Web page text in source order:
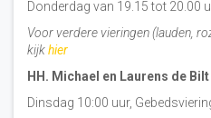
Donderdag van 19.15 tot 20.00
Voor verdere vieringen (lauden,
kijkhier
HH. Michael en Laurens de Bilt
Dinsdag 10:00 uur,